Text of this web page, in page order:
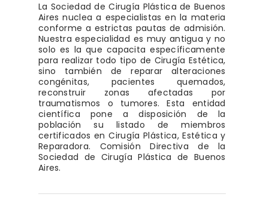
La Sociedad de Cirugía Plástica de Buenos
Aires nuclea a especialistas en la materia
conforme a estrictas pautas de admisión.
Nuestra especialidad es muy antigua y no
solo es la que capacita específicamente
para realizar todo tipo de Cirugía Estética,
sino también de reparar alteraciones
congénitas, pacientes quemados,
reconstruir zonas afectadas por
traumatismos o tumores. Esta entidad
científica pone a disposición de la
población su listado de miembros
certificados en Cirugía Plástica, Estética y
Reparadora. Comisión Directiva de la
Sociedad de Cirugía Plástica de Buenos
Aires.